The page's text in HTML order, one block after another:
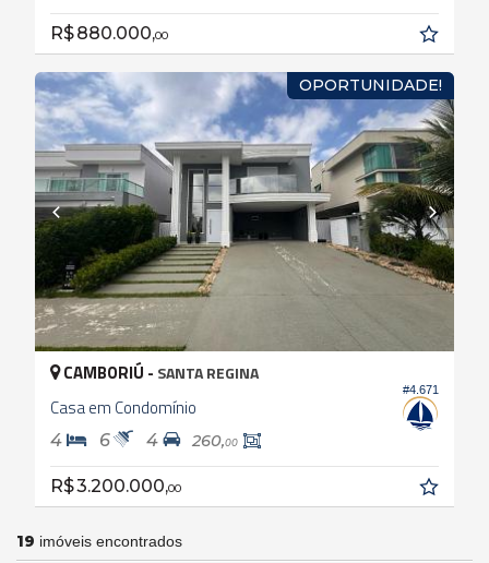
R$ 880.000,00
OPORTUNIDADE!
#4.671
CAMBORIÚ - SANTA REGINA
Casa em Condomínio
4 6 4 260,00
R$ 3.200.000,00
19 imóveis encontrados